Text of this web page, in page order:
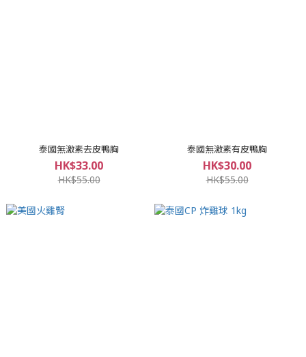
泰國無激素去皮鴨胸
HK$33.00
HK$55.00
泰國無激素有皮鴨胸
HK$30.00
HK$55.00